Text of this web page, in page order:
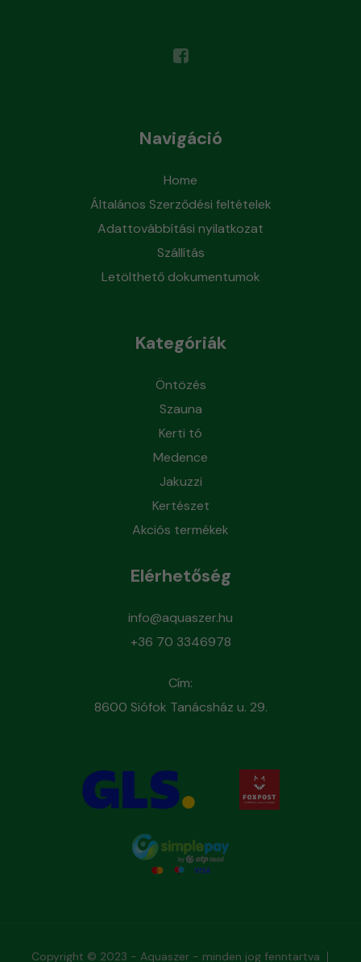
Navigáció
Home
Általános Szerződési feltételek
Adattovábbítási nyilatkozat
Szállítás
Letölthető dokumentumok
Kategóriák
Öntözés
Szauna
Kerti tó
Medence
Jakuzzi
Kertészet
Akciós termékek
Elérhetőség
info@aquaszer.hu
+36 70 3346978
Cím:
8600 Siófok Tanácsház u. 29.
Copyright © 2023 - Aquaszer - minden jog fenntartva